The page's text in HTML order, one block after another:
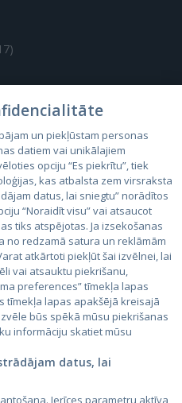
un piekļūstam personas
datiem vai unikālajiem
opciju “Es piekrītu”, tiek
kas atbalsta zem virsraksta
datus, lai sniegtu” norādītos
“Noraidīt visu” vai atsaucot
tiks atspējotas. Ja izsekošanas
no redzamā satura un reklāmām
atkārtoti piekļūt šai izvēlnei, lai
vai atsauktu piekrišanu,
preferences” tīmekļa lapas
tīmekļa lapas apakšējā kreisajā
būs spēkā mūsu piekrišanas
informāciju skatiet mūsu
datus, lai
Ierīces parametru aktīva